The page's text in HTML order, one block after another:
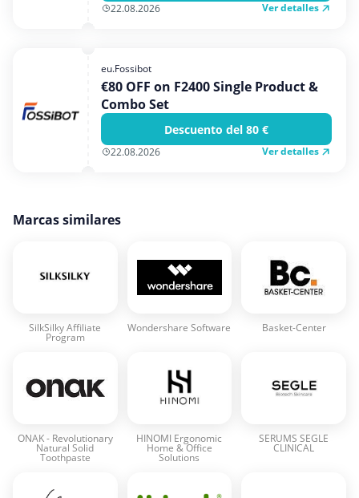
22.08.2026 Ver detalles
eu.Fossibot
€80 OFF on F2400 Single Product &
Combo Set
Descuento del 80 €
22.08.2026 Ver detalles
Marcas similares
SilkSilky Affiliate
Program
Wondershare Software Basket-Center
ONAK - Revolutionary
Natural Solid
Toothpaste
HINOMI Ergonomic
Home & Office
Solutions
SERUMS SEGLE
CLINICAL